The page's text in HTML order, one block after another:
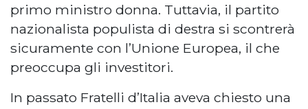
primo ministro donna. Tuttavia, il partito
nazionalista populista di destra si scontrerà
sicuramente con l’Unione Europea, il che
preoccupa gli investitori.
In passato Fratelli d’Italia aveva chiesto una